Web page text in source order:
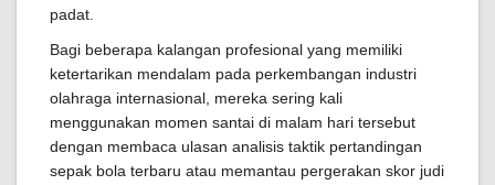
padat.
Bagi beberapa kalangan profesional yang memiliki
ketertarikan mendalam pada perkembangan industri
olahraga internasional, mereka sering kali
menggunakan momen santai di malam hari tersebut
dengan membaca ulasan analisis taktik pertandingan
sepak bola terbaru atau memantau pergerakan skor judi